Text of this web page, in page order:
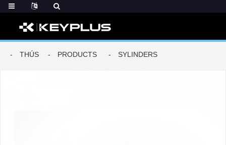
THÚS PRODUCTS SYLINDERS